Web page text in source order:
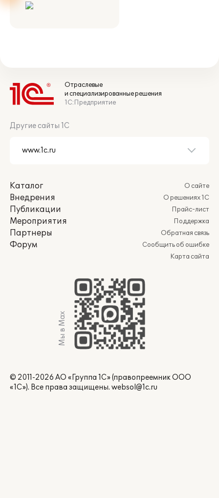
Отраслевые
и специализированные решения
1С:Предприятие
Другие сайты 1С
Каталог
Внедрения
Публикации
Мероприятия
Партнеры
Форум
О сайте
О решениях 1С
Прайс-лист
Поддержка
Обратная связь
Сообщить об ошибке
Карта сайта
Мы в Max
© 2011-2026 АО «Группа 1С» (правопреемник ООО
«1С»). Все права защищены. websol@1c.ru